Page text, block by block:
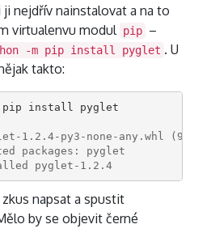
nejdřív nainstalovat a na to
virtualenvu modul pip –
-m pip install pyglet . U
takto:
1.2.4-py3-none-any.whl
packages: pyglet
pyglet-1.2.4
napsat a spustit
by se objevit černé